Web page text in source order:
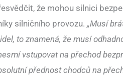
že mohou silnici
silničního provozu. „Musí
to znamená, že musí
vstupovat na přechod
přednost chodců na